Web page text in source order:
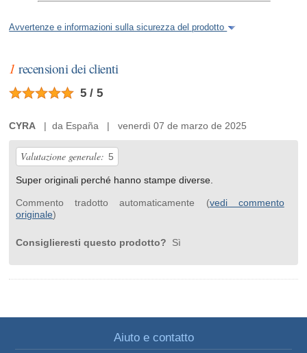
Avvertenze e informazioni sulla sicurezza del prodotto
1 recensioni dei clienti
5 / 5
CYRA | da España | venerdì 07 de marzo de 2025
Valutazione generale: 5
Super originali perché hanno stampe diverse.
Commento tradotto automaticamente (vedi commento
originale)
Consiglieresti questo prodotto? Sì
Aiuto e contatto